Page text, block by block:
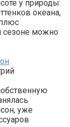
у природы:
океана,
сезоне можно
уже